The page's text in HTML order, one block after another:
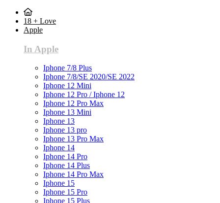
18 + Love
Apple
In Apple
Iphone 7/8 Plus
Iphone 7/8/SE 2020/SE 2022
Iphone 12 Mini
Iphone 12 Pro / Iphone 12
Iphone 12 Pro Max
Iphone 13 Mini
Iphone 13
Iphone 13 pro
Iphone 13 Pro Max
Iphone 14
Iphone 14 Pro
Iphone 14 Plus
Iphone 14 Pro Max
Iphone 15
Iphone 15 Pro
Iphone 15 Plus